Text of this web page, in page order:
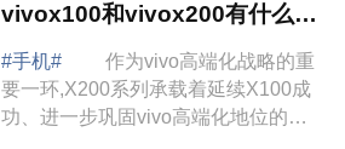
vivox100和vivox200有什么区
别
#手机#
作为vivo高端化战略的重
要一环,X200系列承载着延续X100成
功、进一步巩固vivo高端化地位的期